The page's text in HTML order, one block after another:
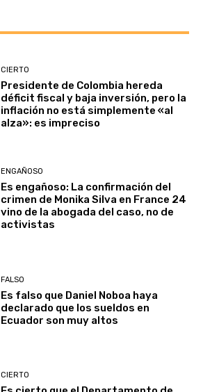
CIERTO
Presidente de Colombia hereda
déficit fiscal y baja inversión, pero la
inflación no está simplemente «al
alza»: es impreciso
ENGAÑOSO
Es engañoso: La confirmación del
crimen de Monika Silva en France 24
vino de la abogada del caso, no de
activistas
FALSO
Es falso que Daniel Noboa haya
declarado que los sueldos en
Ecuador son muy altos
CIERTO